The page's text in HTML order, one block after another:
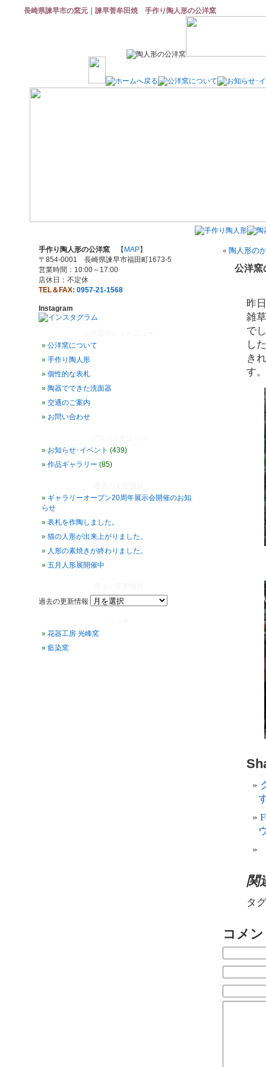
長崎県諫早市の窯元｜諫早菅牟田焼 手作り陶人形の公洋窯
手作り陶人形の公洋窯 【 MAP】
〒854-0001 長崎県諫早市福田町1673-5
営業時間：10:00～17:00
店休日：不定休
TEL＆FAX: 0957-21-1568
Instagram
公洋窯について
手作り陶人形
個性的な表札
陶器でできた洗面器
交通のご案内
お問い合わせ
お知らせ･イベント (439)
作品ギャラリー (85)
ギャラリーオープン20周年展示会開催のお知
らせ
表札を作陶しました。
猫の人形が出来上がりました。
人形の素焼きが終わりました。
五月人形展開催中
過去の更新情報
花器工房 光峰窯
藍染窯
« 陶人形の
公洋窯
昨
雑
で
し
き
す。
関
タ
コメ